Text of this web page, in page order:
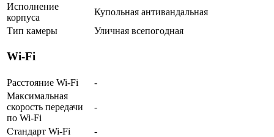
Исполнение
корпуса
Купольная антивандальная
Тип камеры
Уличная всепогодная
Wi-Fi
Расстояние Wi-Fi
-
Максимальная
скорость передачи
по Wi-Fi
-
Стандарт Wi-Fi
-